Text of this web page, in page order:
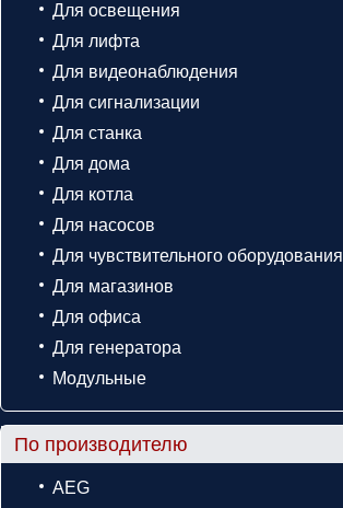
Для освещения
Для лифта
Для видеонаблюдения
Для сигнализации
Для станка
Для дома
Для котла
Для насосов
Для чувствительного оборудования
Для магазинов
Для офиса
Для генератора
Модульные
По производителю
AEG